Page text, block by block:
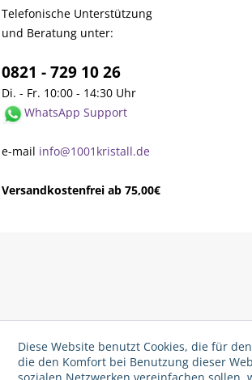
Telefonische Unterstützung
und Beratung unter:
0821 - 729 10 26
Di. - Fr. 10:00 - 14:30 Uhr
WhatsApp Support
e-mail info@1001kristall.de
Versandkostenfrei ab 75,00€
Diese Website benutzt Cookies, die für
die den Komfort bei Benutzung dieser